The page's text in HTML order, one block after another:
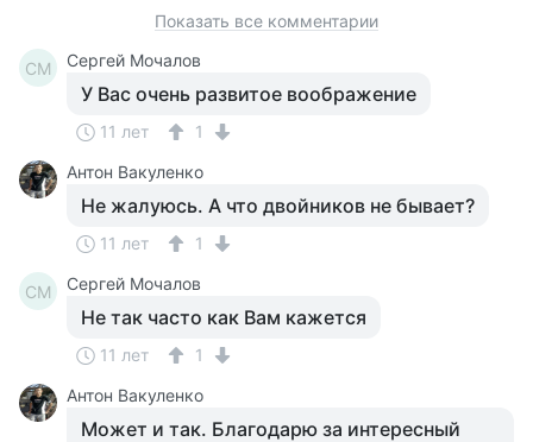
Показать все комментарии
СМ Сергей Мочалов
У Вас очень развитое воображение
11 лет
1
Антон Вакуленко
Не жалуюсь. А что двойников не бывает?
11 лет 1
СМ Сергей Мочалов
Не так часто как Вам кажется
11 лет
1
Антон Вакуленко
Может и так. Благодарю за интересный